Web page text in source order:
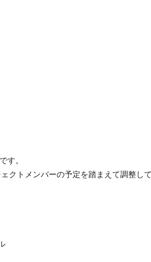
す。
クトメンバーの予定を踏まえて調整して